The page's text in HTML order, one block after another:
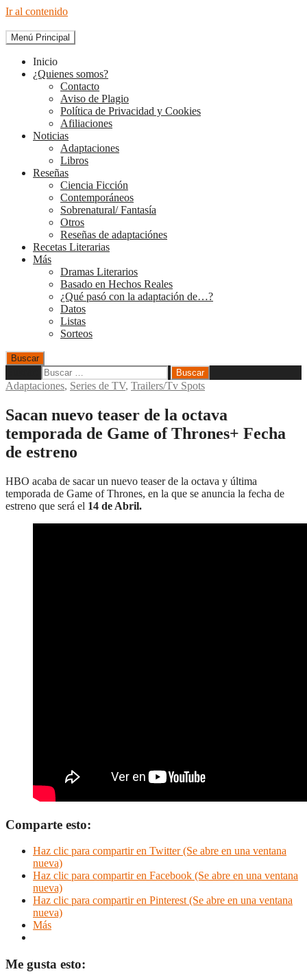
Ir al contenido
The Diary of Books
Menú Principal
Inicio
¿Quienes somos?
Contacto
Aviso de Plagio
Política de Privacidad y Cookies
Afiliaciones
Noticias
Adaptaciones
Libros
Reseñas
Ciencia Ficción
Contemporáneos
Sobrenatural/ Fantasía
Otros
Reseñas de adaptaciónes
Recetas Literarias
Más
Dramas Literarios
Basado en Hechos Reales
¿Qué pasó con la adaptación de…?
Datos
Listas
Sorteos
Buscar
Adaptaciones, Series de TV, Trailers/Tv Spots
Sacan nuevo teaser de la octava
temporada de Game of Thrones+ Fecha
de estreno
HBO acaba de sacar un nuevo teaser de la octava y última
temporada de Game of Thrones, en la que se anuncia la fecha de
estreno que será el 14 de Abril.
Comparte esto:
Haz clic para compartir en Twitter (Se abre en una ventana
nueva)
Haz clic para compartir en Facebook (Se abre en una ventana
nueva)
Haz clic para compartir en Pinterest (Se abre en una ventana
nueva)
Más
Me gusta esto: